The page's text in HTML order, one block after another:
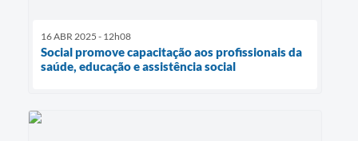
16 ABR 2025 - 12h08
Social promove capacitação aos profissionais da
saúde, educação e assistência social